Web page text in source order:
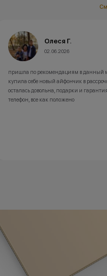
Олеся Г.
02.06.2026
пришла по рекомендациям в данный
купила себе новый айфончик в
осталась довольна, подарки и
телефон, все как положено